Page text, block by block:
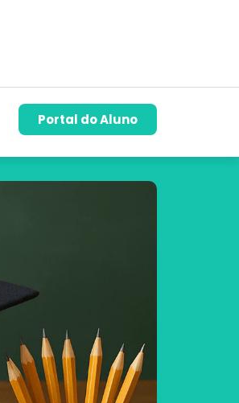
Portal do Aluno